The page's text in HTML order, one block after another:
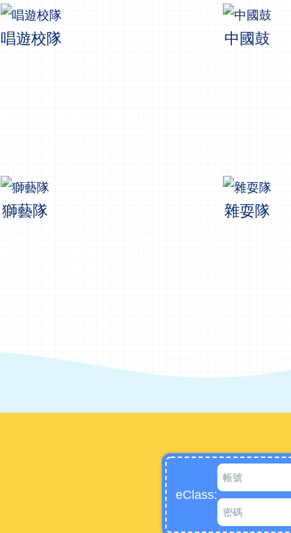
唱遊校隊 中國鼓
獅藝隊 雜耍隊
eClass: